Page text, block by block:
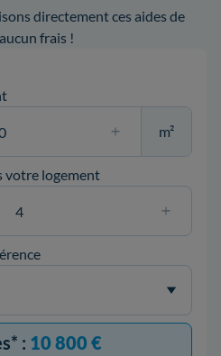
directement ces aides de
frais !
m²
votre logement
: 10 800 €